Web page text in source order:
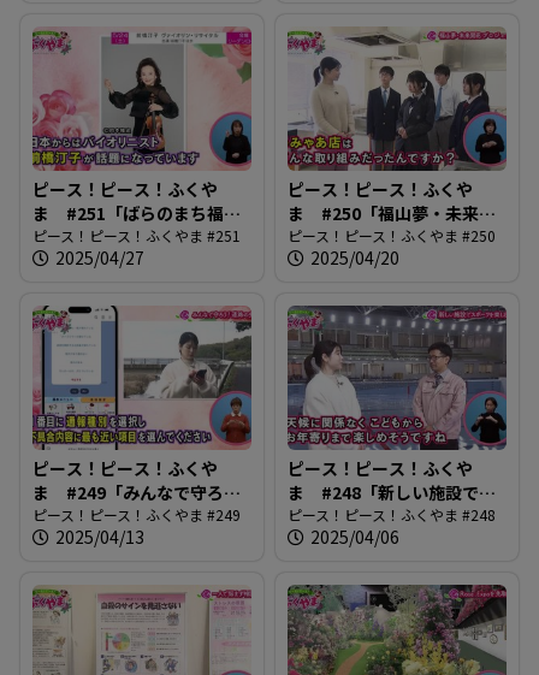
ピース！ピース！ふくや
ま #251「ばらのまち福山
国際音楽祭2025」
ピース！ピース！ふくやま #251
2025/04/27
ピース！ピース！ふくや
ま #250「福山夢・未来開
花プロジェクト」
ピース！ピース！ふくやま #250
2025/04/20
ピース！ピース！ふくや
ま #249「みんなで守ろ
う！道路の安全」
ピース！ピース！ふくやま #249
2025/04/13
ピース！ピース！ふくや
ま #248「新しい施設でス
ポーツを楽しもう！」
ピース！ピース！ふくやま #248
2025/04/06